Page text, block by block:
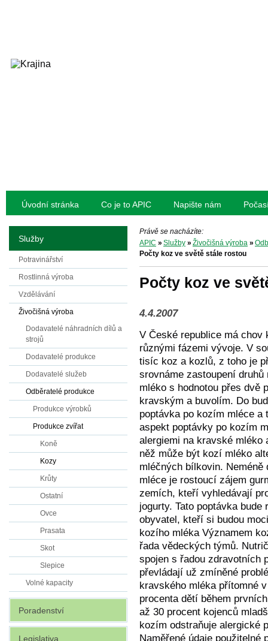
Úvodní stránka Co je to APIC Napište nám
Právě se nacházíte:
APIC » Služby » Živočišná výroba »
Počty koz ve světě stále rostou
Počty koz ve
4.4.2007
V České republice má chov
různými fázemi vývoje. V
tisíc koz a kozlů, z toho je
srovnáme zastoupení
mléko s hodnotou přes dvě
kravským a buvolím. Do
poptávka po kozím mléce
aspekt poptávky po kozím
alergiemi na kravské mléko
něž může být kozí mléko
mléčných bílkovin.
mléce je rostoucí zájem
zemích, kteří vyhledávají
jogurty. Tato poptávka
obyvatel, kteří si budou
kozího mléka Významem
řada vědeckých týmů.
spojen s řadou zdravotních
převládají už zmíněné
kravského mléka přítomné
procenta dětí během
až 30 procent kojenců
kozím odstraňuje alergické
Naměřené údaje použitelné
Služby
Potravinářství
Rostlinná výroba
Vzdělávání
Živočišná výroba
Dodavatelé náhradních dílů a
strojů
Dodavatelé produkce
Dodavatelé služeb
Odběratelé produkce
Produkce výrobků
Produkce zvířat
Koně
Kozy
Krůty
Ostatní
Ovce
Prasata
Skot
Slepice
Volné kapacity
Poradenství
Legislativa